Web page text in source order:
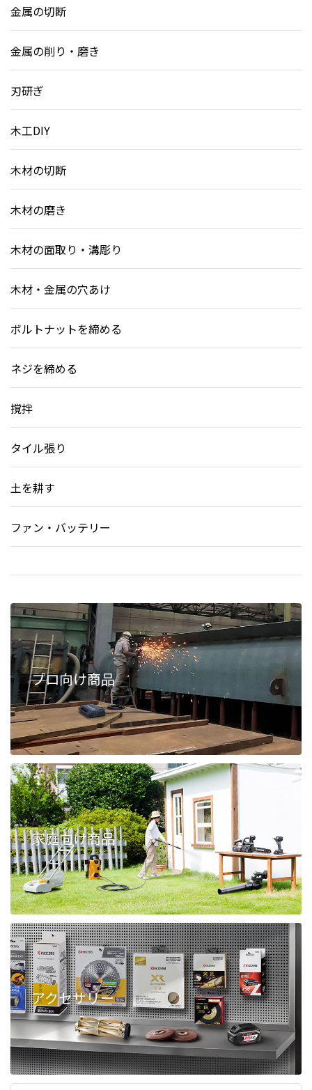
金属の切断
金属の削り・磨き
刃研ぎ
木工DIY
木材の切断
木材の磨き
木材の面取り・溝彫り
木材・金属の穴あけ
ボルトナットを締める
ネジを締める
撹拌
タイル張り
土を耕す
ファン・バッテリー
プロ向け商品
家庭向け商品
アクセサリー